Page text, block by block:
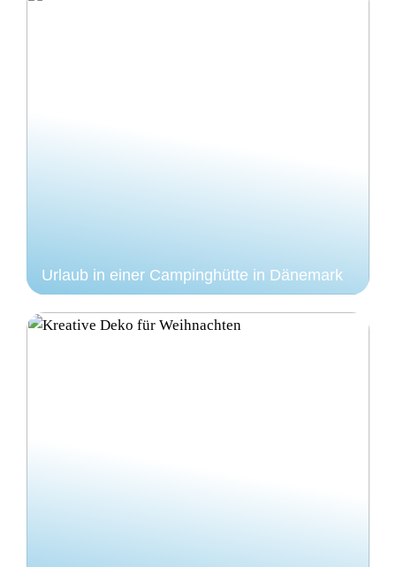
Urlaub in einer Campinghütte in Dänemark